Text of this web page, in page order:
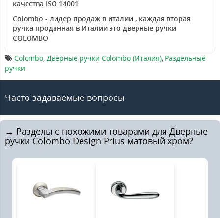
качества ISO 14001
Colombo - лидер продаж в италии , каждая вторая
ручка проданная в Италии это дверные ручки
COLOMBO
Colombo, Дверные ручки Colombo (Италия), Раздельные
ручки
Часто задаваемые вопросы
→ Разделы с похожими товарами для Дверные
ручки Colombo Design Prius матовый хром?